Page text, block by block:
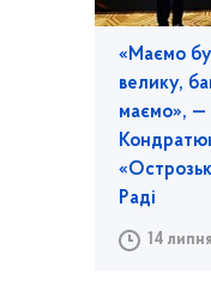
«Маємо
велику,
маємо», —
Раді
14